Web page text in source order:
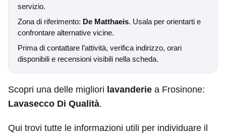
servizio.
Zona di riferimento: De Matthaeis. Usala per orientarti e
confrontare alternative vicine.
Prima di contattare l’attività, verifica indirizzo, orari
disponibili e recensioni visibili nella scheda.
Scopri una delle migliori lavanderie a Frosinone:
Lavasecco Di Qualità.
Qui trovi tutte le informazioni utili per individuare il